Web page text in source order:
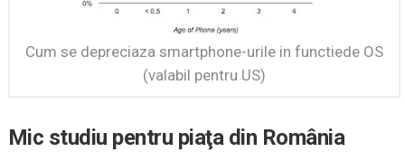
Cum se depreciaza smartphone-urile in functiede OS
(valabil pentru US)
Mic studiu pentru piaţa din România